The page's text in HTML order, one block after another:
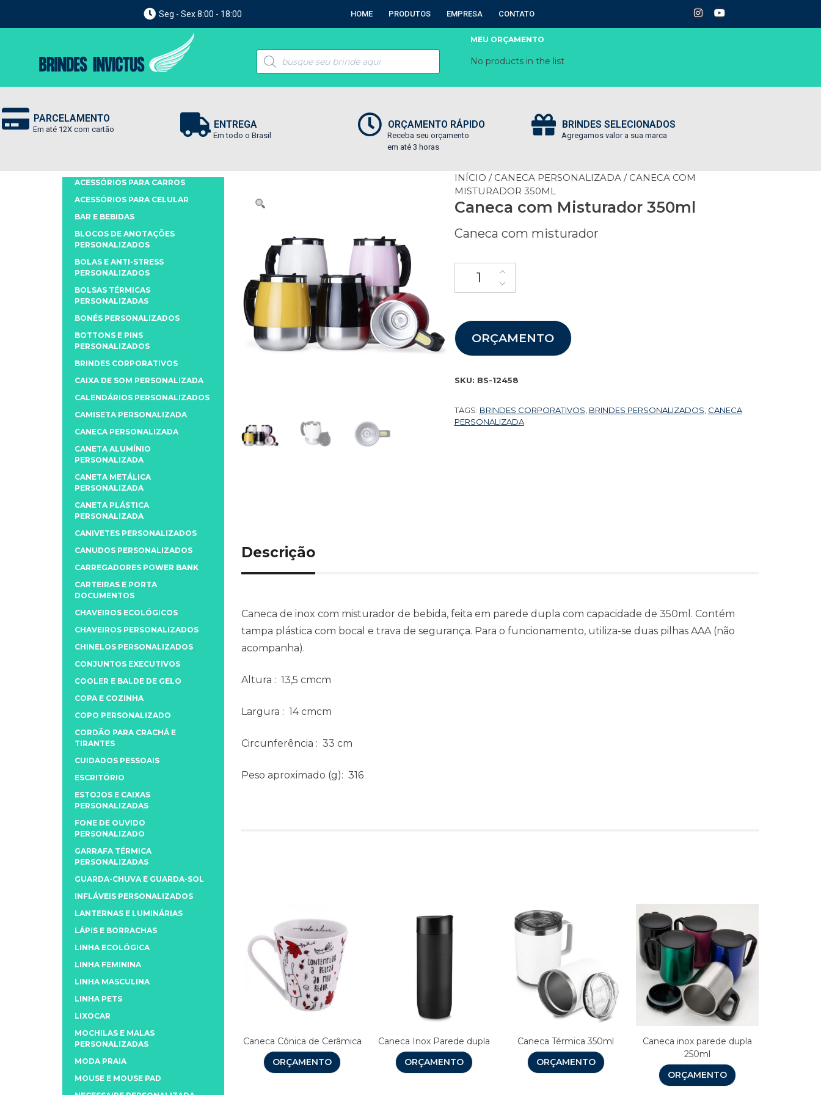
Seg - Sex 8:00 - 18:00 HOME PRODUTOS EMPRESA CONTATO
MEU ORÇAMENTO
No products in the list
PARCELAMENTO
Em até 12X com cartão ENTREGA
Em todo o Brasil
ORÇAMENTO RÁPIDO
Receba seu orçamento
em até 3 horas
BRINDES SELECIONADOS
Agregamos valor a sua marca
INÍCIO / CANECA PERSONALIZADA / CANECA COM
MISTURADOR 350ML
Caneca com Misturador 350ml
Caneca com misturador
ORÇAMENTO
SKU: BS-12458
TAGS: BRINDES CORPORATIVOS BRINDES PERSONALIZADOS CANECA
PERSONALIZADA
Descrição
Caneca de inox com misturador de bebida, feita em parede dupla com capacidade de 350ml. Contém
tampa plástica com bocal e trava de segurança. Para o funcionamento, utiliza-se duas pilhas AAA (não
acompanha).
Altura : 13,5 cmcm
Largura : 14 cmcm
Circunferência : 33 cm
Peso aproximado (g): 316
Caneca Cônica de Cerâmica
ORÇAMENTO
Caneca Inox Parede dupla
ORÇAMENTO
Caneca Térmica 350ml
ORÇAMENTO
Caneca inox parede dupla
250ml
ORÇAMENTO
ACESSÓRIOS PARA CARROS
ACESSÓRIOS PARA CELULAR
BAR E BEBIDAS
BLOCOS DE ANOTAÇÕES
PERSONALIZADOS
BOLAS E ANTI-STRESS
PERSONALIZADOS
BOLSAS TÉRMICAS
PERSONALIZADAS
BONÉS PERSONALIZADOS
BOTTONS E PINS
PERSONALIZADOS
BRINDES CORPORATIVOS
CAIXA DE SOM PERSONALIZADA
CALENDÁRIOS PERSONALIZADOS
CAMISETA PERSONALIZADA
CANECA PERSONALIZADA
CANETA ALUMÍNIO
PERSONALIZADA
CANETA METÁLICA
PERSONALIZADA
CANETA PLÁSTICA
PERSONALIZADA
CANIVETES PERSONALIZADOS
CANUDOS PERSONALIZADOS
CARREGADORES POWER BANK
CARTEIRAS E PORTA
DOCUMENTOS
CHAVEIROS ECOLÓGICOS
CHAVEIROS PERSONALIZADOS
CHINELOS PERSONALIZADOS
CONJUNTOS EXECUTIVOS
COOLER E BALDE DE GELO
COPA E COZINHA
COPO PERSONALIZADO
CORDÃO PARA CRACHÁ E
TIRANTES
CUIDADOS PESSOAIS
ESCRITÓRIO
ESTOJOS E CAIXAS
PERSONALIZADAS
FONE DE OUVIDO
PERSONALIZADO
GARRAFA TÉRMICA
PERSONALIZADAS
GUARDA-CHUVA E GUARDA-SOL
INFLÁVEIS PERSONALIZADOS
LANTERNAS E LUMINÁRIAS
LÁPIS E BORRACHAS
LINHA ECOLÓGICA
LINHA FEMININA
LINHA MASCULINA
LINHA PETS
LIXOCAR
MOCHILAS E MALAS
PERSONALIZADAS
MODA PRAIA
MOUSE E MOUSE PAD